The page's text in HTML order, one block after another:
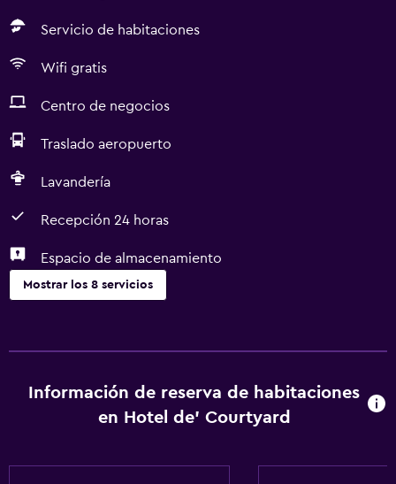
Servicio de habitaciones
Wifi gratis
Centro de negocios
Traslado aeropuerto
Lavandería
Recepción 24 horas
Espacio de almacenamiento
Mostrar los 8 servicios
Servicio de habitaciones
Centro de negocios
Recepción 24 horas
Información de reserva de habitaciones
en Hotel de' Courtyard